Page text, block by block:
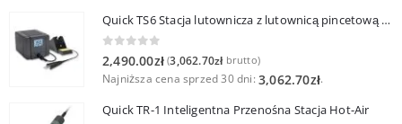
Quick TS6 Stacja lutownicza z lutownicą pincetową 60W
0 out of 5
2,490.00zł (3,062.70złbrutto)
Najniższa cena sprzed 30 dni: 3,062.70zł.
Quick TR-1 Inteligentna Przenośna Stacja Hot-Air